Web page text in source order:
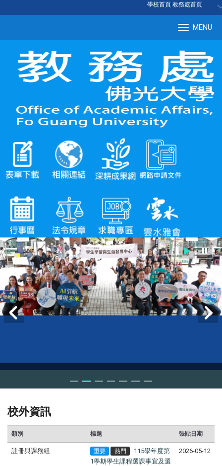
學校首頁 教務處首頁
MENU
校外資訊
類別 標題 張貼日期
註冊與課務組 重要 熱門
115學年度第
1學期學生課程選課事宜及選
2026-05-12